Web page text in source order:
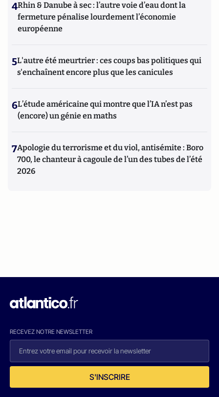
4Rhin & Danube à sec : l’autre voie d’eau dont la
fermeture pénalise lourdement l’économie
européenne
5L'autre été meurtrier : ces coups bas politiques qui
s'enchaînent encore plus que les canicules
6L’étude américaine qui montre que l’IA n’est pas
(encore) un génie en maths
7Apologie du terrorisme et du viol, antisémite : Boro
700, le chanteur à cagoule de l’un des tubes de l’été
2026
RECEVEZ NOTRE NEWSLETTER
S'INSCRIRE